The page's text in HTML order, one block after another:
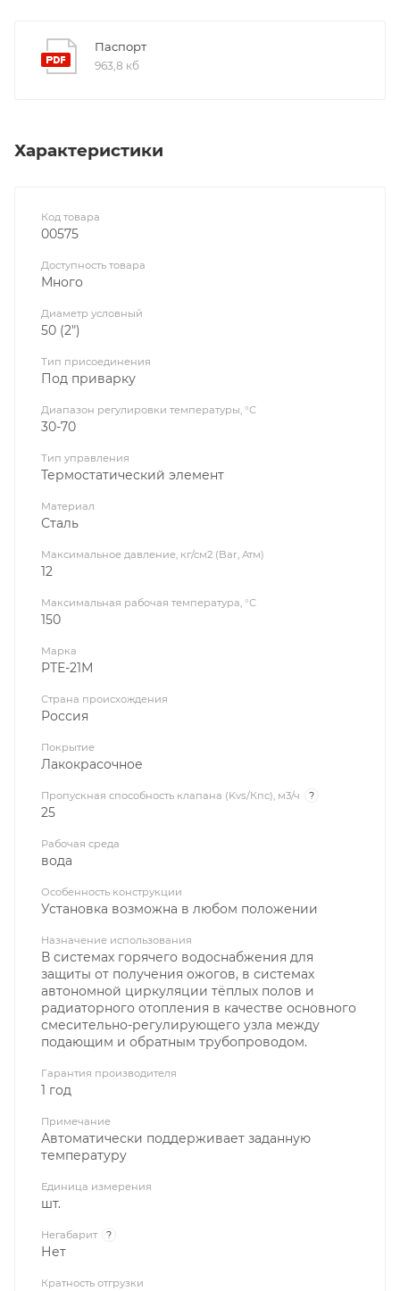
Паспорт
963,8 кб
Характеристики
Код товара
00575
Доступность товара
Много
Диаметр условный
50 (2")
Тип присоединения
Под приварку
Диапазон регулировки температуры, °С
30-70
Тип управления
Термостатический элемент
Материал
Сталь
Максимальное давление, кг/см2 (Bar, Атм)
12
Максимальная рабочая температура, °С
150
Марка
РТЕ-21М
Страна происхождения
Россия
Покрытие
Лакокрасочное
Пропускная способность клапана (Kvs/Кпс), м3/ч ?
25
Рабочая среда
вода
Особенность конструкции
Установка возможна в любом положении
Назначение использования
В системах горячего водоснабжения для
защиты от получения ожогов, в системах
автономной циркуляции тёплых полов и
радиаторного отопления в качестве основного
смесительно-регулирующего узла между
подающим и обратным трубопроводом.
Гарантия производителя
1 год
Примечание
Автоматически поддерживает заданную
температуру
Единица измерения
шт.
Негабарит ?
Нет
Кратность отгрузки